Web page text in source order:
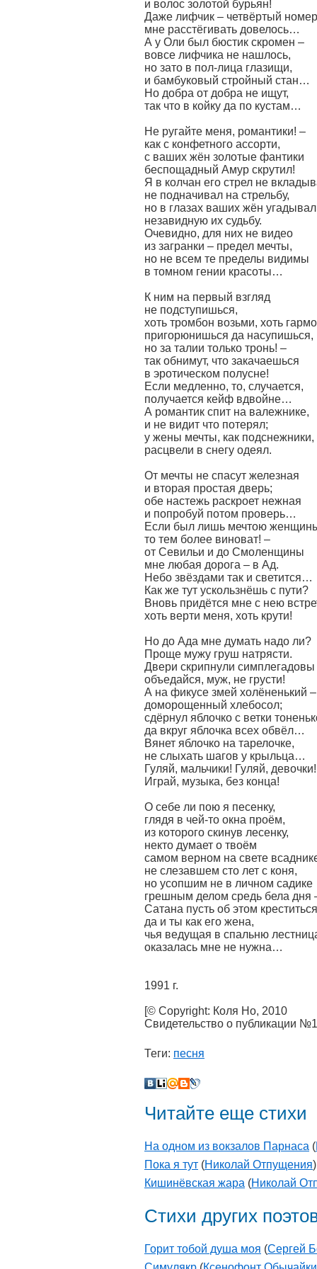
и волос золотой бурьян!
Даже лифчик – четвёртый
мне расстёгивать довелось…
А у Оли был бюстик скромен –
вовсе лифчика не нашлось,
но зато в пол-лица глазищи,
и бамбуковый стройный стан…
Но добра от добра не ищут,
так что в койку да по кустам…
Не ругайте меня, романтики! –
как с конфетного ассорти,
с ваших жён золотые фантики
беспощадный Амур скрутил!
Я в колчан его стрел не
не подначивал на стрельбу,
но в глазах ваших жён угадывал
незавидную их судьбу.
Очевидно, для них не видео
из загранки – предел мечты,
но не всем те пределы видимы
в томном гении красоты…
К ним на первый взгляд
не подступишься,
хоть тромбон возьми, хоть
пригорюнишься да насупишься,
но за талии только тронь! –
так обнимут, что закачаешься
в эротическом полусне!
Если медленно, то, случается,
получается кейф вдвойне…
А романтик спит на валежнике,
и не видит что потерял;
у жены мечты, как подснежники,
расцвели в снегу одеял.
От мечты не спасут железная
и вторая простая дверь;
обе настежь раскроет нежная
и попробуй потом проверь…
Если был лишь мечтою
то тем более виноват! –
от Севильи и до Смоленщины
мне любая дорога – в Ад.
Небо звёздами так и светится…
Как же тут ускользнёшь с пути?
Вновь придётся мне с нею
хоть верти меня, хоть крути!
Но до Ада мне думать надо ли?
Проще мужу груш натрясти.
Двери скрипнули симплегадовы
объедайся, муж, не грусти!
А на фикусе змей холёненький –
доморощенный хлебосол;
сдёрнул яблочко с ветки
да вкруг яблочка всех обвёл…
Вянет яблочко на тарелочке,
не слыхать шагов у крыльца…
Гуляй, мальчики! Гуляй, девочки!
Играй, музыка, без конца!
О себе ли пою я песенку,
глядя в чей-то окна проём,
из которого скинув лесенку,
некто думает о твоём
самом верном на свете
не слезавшем сто лет с коня,
но усопшим не в личном садике
грешным делом средь бела дня
Сатана пусть об этом креститься
да и ты как его жена,
чья ведущая в спальню
оказалась мне не нужна…
1991 г.
[© Copyright: Коля Но, 2010
Свидетельство о публикации
Теги: песня
Читайте еще стихи
На одном из вокзалов Парнаса (
Пока я тут (Николай Отпущения)
Кишинёвская жара (Николай
Стихи других
Горит тобой душа моя (Сергей